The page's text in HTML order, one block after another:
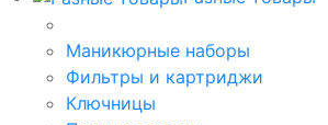
Маникюрные наборы
Фильтры и картриджи
Ключницы